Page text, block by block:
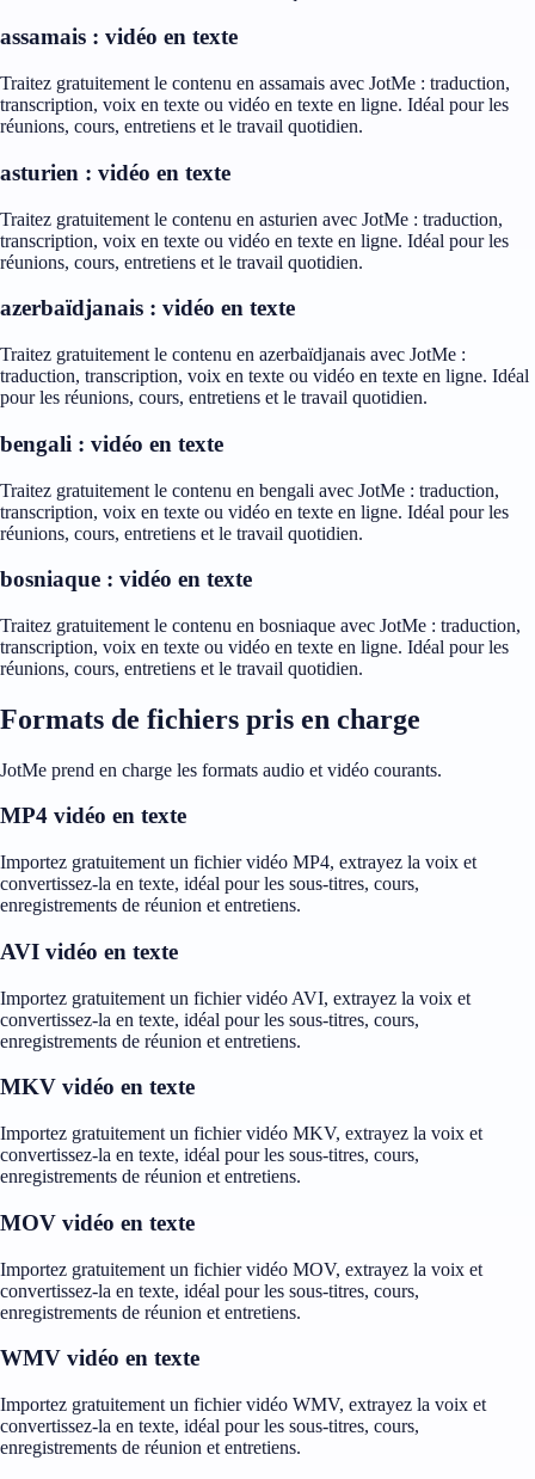
assamais : vidéo en texte
Traitez gratuitement le contenu en assamais avec JotMe : traduction,
transcription, voix en texte ou vidéo en texte en ligne. Idéal pour les
réunions, cours, entretiens et le travail quotidien.
asturien : vidéo en texte
Traitez gratuitement le contenu en asturien avec JotMe : traduction,
transcription, voix en texte ou vidéo en texte en ligne. Idéal pour les
réunions, cours, entretiens et le travail quotidien.
azerbaïdjanais : vidéo en texte
Traitez gratuitement le contenu en azerbaïdjanais avec JotMe :
traduction, transcription, voix en texte ou vidéo en texte en ligne. Idéal
pour les réunions, cours, entretiens et le travail quotidien.
bengali : vidéo en texte
Traitez gratuitement le contenu en bengali avec JotMe : traduction,
transcription, voix en texte ou vidéo en texte en ligne. Idéal pour les
réunions, cours, entretiens et le travail quotidien.
bosniaque : vidéo en texte
Traitez gratuitement le contenu en bosniaque avec JotMe : traduction,
transcription, voix en texte ou vidéo en texte en ligne. Idéal pour les
réunions, cours, entretiens et le travail quotidien.
Formats de fichiers pris en charge
JotMe prend en charge les formats audio et vidéo courants.
MP4 vidéo en texte
Importez gratuitement un fichier vidéo MP4, extrayez la voix et
convertissez-la en texte, idéal pour les sous-titres, cours,
enregistrements de réunion et entretiens.
AVI vidéo en texte
Importez gratuitement un fichier vidéo AVI, extrayez la voix et
convertissez-la en texte, idéal pour les sous-titres, cours,
enregistrements de réunion et entretiens.
MKV vidéo en texte
Importez gratuitement un fichier vidéo MKV, extrayez la voix et
convertissez-la en texte, idéal pour les sous-titres, cours,
enregistrements de réunion et entretiens.
MOV vidéo en texte
Importez gratuitement un fichier vidéo MOV, extrayez la voix et
convertissez-la en texte, idéal pour les sous-titres, cours,
enregistrements de réunion et entretiens.
WMV vidéo en texte
Importez gratuitement un fichier vidéo WMV, extrayez la voix et
convertissez-la en texte, idéal pour les sous-titres, cours,
enregistrements de réunion et entretiens.